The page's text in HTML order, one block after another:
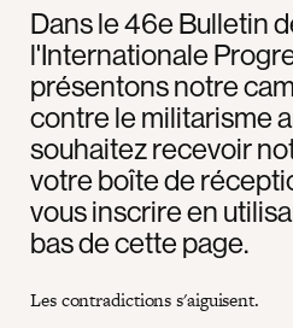
Dans le 46e Bulletin
l'Internationale
présentons notre
contre le militarisme
souhaitez recevoir
votre boîte de
vous inscrire en
bas de cette page.
Les contradictions s'aiguisent.